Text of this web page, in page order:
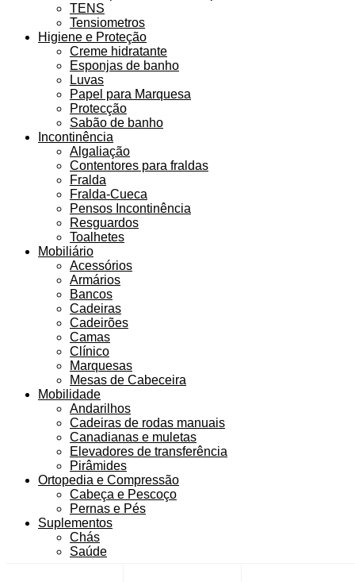
TENS
Tensiometros
Higiene e Proteção
Creme hidratante
Esponjas de banho
Luvas
Papel para Marquesa
Protecção
Sabão de banho
Incontinência
Algaliação
Contentores para fraldas
Fralda
Fralda-Cueca
Pensos Incontinência
Resguardos
Toalhetes
Mobiliário
Acessórios
Armários
Bancos
Cadeiras
Cadeirões
Camas
Clínico
Marquesas
Mesas de Cabeceira
Mobilidade
Andarilhos
Cadeiras de rodas manuais
Canadianas e muletas
Elevadores de transferência
Pirâmides
Ortopedia e Compressão
Cabeça e Pescoço
Pernas e Pés
Suplementos
Chás
Saúde